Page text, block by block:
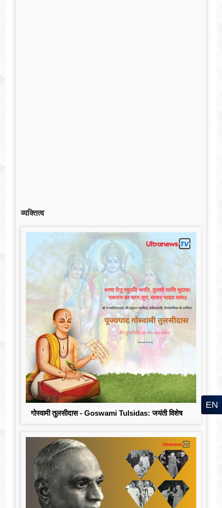
व्यक्तित्व
गोस्वामी तुलसीदास - Goswami Tulsidas: जयंती विशेष
EN